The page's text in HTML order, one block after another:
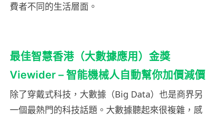
費者不同的生活層面。
最佳智慧香港（大數據應用）金獎
Viewider – 智能機械人自動幫你加價減價
除了穿戴式科技，大數據（Big Data）也是商界另
一個最熱門的科技話題。大數據聽起來很複雜，感